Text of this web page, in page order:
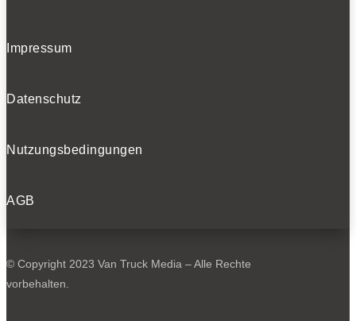
Impressum
Datenschutz
Nutzungsbedingungen
AGB
© Copyright 2023 Van Truck Media – Alle Rechte
vorbehalten.